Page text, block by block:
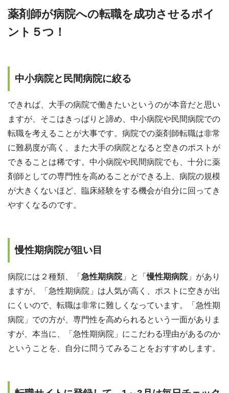
薬剤師が病院への転職を成功させるポイ
ント５つ！
中小病院と民間病院に絞る
できれば、大手の病院で働きたいというのが本音だと思い
ますが、そこはきっぱりと諦め、中小病院や民間病院での
転職を考えることが大事です。病院での薬剤師転職は非常
に難易度が高く、また大手の病院となると空きのポストが
できることは稀です。中小病院や民間病院でも、十分に薬
剤師としての専門性を高めることができる上、病院の規模
が大きくないほど、臨床経験をする機会が自分に回ってき
やすくなるのです。
慢性期病院が狙い目
病院には２種類、「 急性期病院」と「慢性期病院」があり
ますが、「急性期病院」は人気が高く、ポストに空きが出
にくいので、転職は非常に難しくなっています。「急性期
病院」での方が、専門性を高められるという一面がありま
すが、本当に、「急性期病院」にこだわる理由があるのか
ということを、自分に問うてみることをおすすめします。